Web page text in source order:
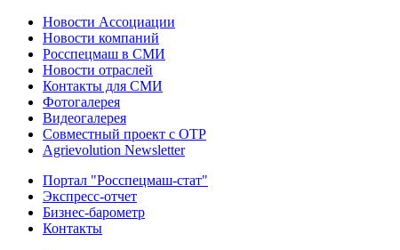
Новости Ассоциации
Новости компаний
Росспецмаш в СМИ
Новости отраслей
Контакты для СМИ
Фотогалерея
Видеогалерея
Совместный проект с ОТР
Agrievolution Newsletter
Портал "Росспецмаш-стат"
Экспресс-отчет
Бизнес-барометр
Контакты